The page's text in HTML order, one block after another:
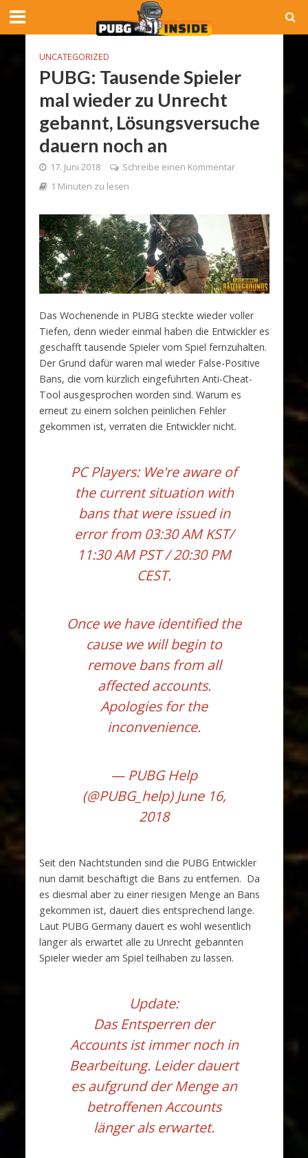
UNCATEGORIZED
PUBG: Tausende Spieler
mal wieder zu Unrecht
gebannt, Lösungsversuche
dauern noch an
17. Juni 2018
Schreibe einen Kommentar
1 Minuten zu lesen
Das Wochenende in PUBG steckte wieder voller
Tiefen, denn wieder einmal haben die Entwickler es
geschafft tausende Spieler vom Spiel fernzuhalten.
Der Grund dafür waren mal wieder False-Positive
Bans, die vom kürzlich eingeführten Anti-Cheat-
Tool ausgesprochen worden sind. Warum es
erneut zu einem solchen peinlichen Fehler
gekommen ist, verraten die Entwickler nicht.
PC Players: We're aware of
the current situation with
bans that were issued in
error from 03:30 AM KST/
11:30 AM PST / 20:30 PM
CEST.
Once we have identified the
cause we will begin to
remove bans from all
affected accounts.
Apologies for the
inconvenience.
— PUBG Help
(@PUBG_help) June 16,
2018
Seit den Nachtstunden sind die PUBG Entwickler
nun damit beschäftigt die Bans zu entfernen. Da
es diesmal aber zu einer riesigen Menge an Bans
gekommen ist, dauert dies entsprechend lange.
Laut PUBG Germany dauert es wohl wesentlich
länger als erwartet alle zu Unrecht gebannten
Spieler wieder am Spiel teilhaben zu lassen.
Update:
Das Entsperren der
Accounts ist immer noch in
Bearbeitung. Leider dauert
es aufgrund der Menge an
betroffenen Accounts
länger als erwartet.